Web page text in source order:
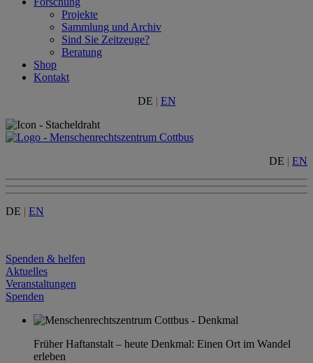
Projekte
Sammlung und Archiv
Sind Sie Zeitzeuge?
Beratung
Shop
Kontakt
DE | EN
DE | EN
DE | EN
Spenden & helfen
Aktuelles
Veranstaltungen
Spenden
Früher Haftanstalt – heute Denkmal: Einen Ort im Wandel
erleben